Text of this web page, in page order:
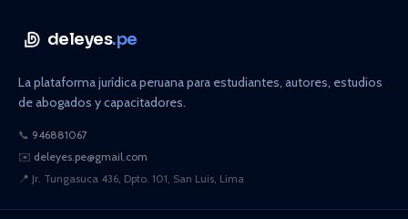
deleyes.pe
La plataforma jurídica peruana para estudiantes, autores, estudios
de abogados y capacitadores.
📞 946881067
✉️ deleyes.pe@gmail.com
📍 Jr. Tungasuca 436, Dpto. 101, San Luis, Lima